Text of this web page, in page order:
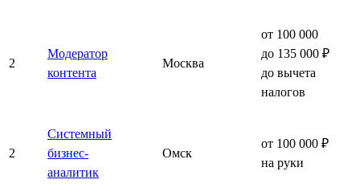
2
Модератор
контента
Москва
от 100 000
до 135 000 ₽
до вычета
налогов
2
Системный
бизнес-
аналитик
Омск
от 100 000 ₽
на руки